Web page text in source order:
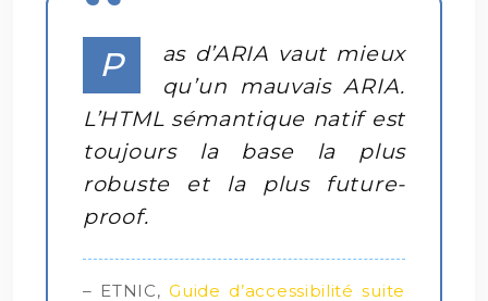
P
as d’ARIA vaut mieux
qu’un mauvais ARIA.
L’HTML sémantique natif est
toujours la base la plus
robuste et la plus future-
proof.
– ETNIC,Guide d’accessibilité suite